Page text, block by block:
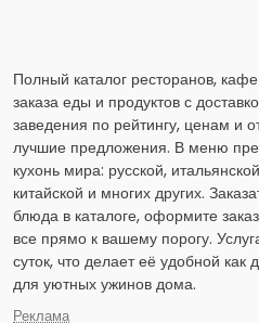
Полный каталог ресторанов,
заказа еды и продуктов с
заведения по рейтингу, ценам и
лучшие предложения. В меню
кухонь мира: русской,
китайской и многих других.
блюда в каталоге, оформите
все прямо к вашему порогу.
суток, что делает её удобной
для уютных ужинов дома.
Реклама